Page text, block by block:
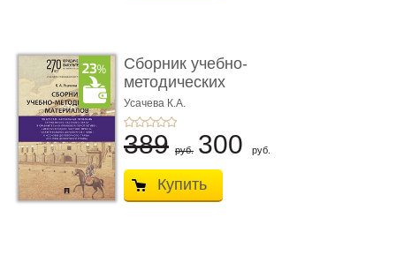
Сборник учебно-
методических
материалов по кур ...
Усачева К.А.
389 руб. 300 руб.
Купить